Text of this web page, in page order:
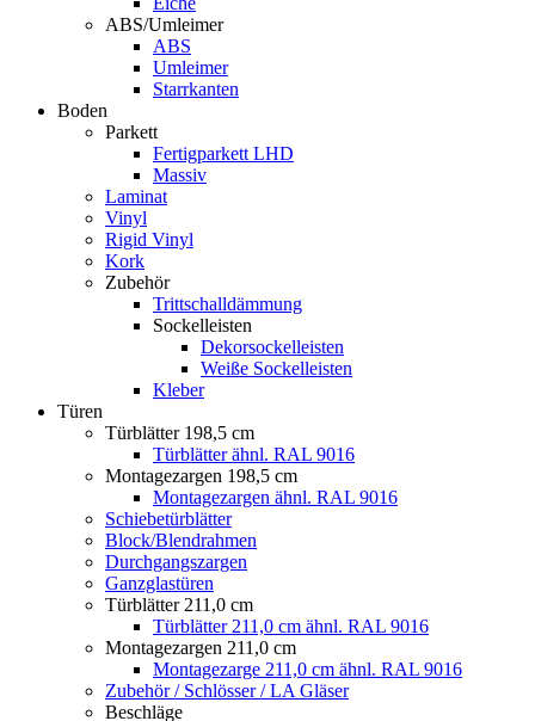
ABS/Umleimer
ABS
Umleimer
Starrkanten
Boden
Parkett
Fertigparkett LHD
Massiv
Laminat
Vinyl
Rigid Vinyl
Kork
Zubehör
Trittschalldämmung
Sockelleisten
Dekorsockelleisten
Weiße Sockelleisten
Kleber
Türen
Türblätter 198,5 cm
Türblätter ähnl. RAL 9016
Montagezargen 198,5 cm
Montagezargen ähnl. RAL 9016
Schiebetürblätter
Block/Blendrahmen
Durchgangszargen
Ganzglastüren
Türblätter 211,0 cm
Türblätter 211,0 cm ähnl. RAL 9016
Montagezargen 211,0 cm
Montagezarge 211,0 cm ähnl. RAL 9016
Zubehör / Schlösser / LA Gläser
Beschläge